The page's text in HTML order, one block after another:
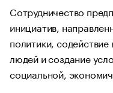
Сотрудничество
инициатив,
политики,
людей и создание
социальной,